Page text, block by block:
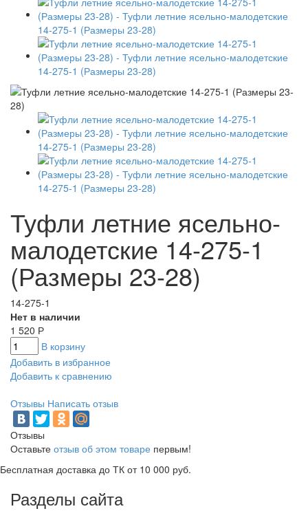
Туфли летние ясельно-
малодетские 14-275-1
(Размеры 23-28)
14-275-1
Нет в наличии
1 520 Р
В корзину
Добавить в избранное
Добавить к сравнению
Отзывы Написать отзыв
Отзывы
Оставьте отзыв об этом товаре первым!
Бесплатная доставка до ТК от 10 000 руб.
Разделы сайта